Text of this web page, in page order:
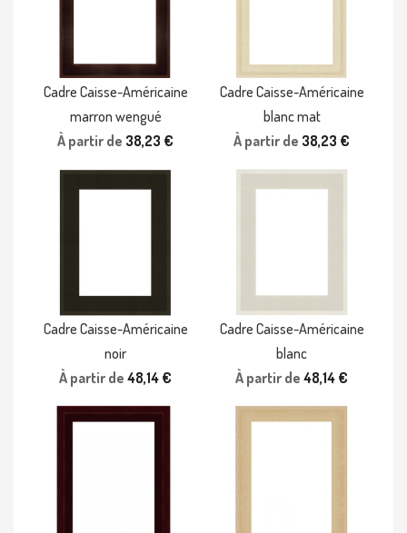
Cadre Caisse-Américaine
marron wengué
À partir de 38,23 €
Cadre Caisse-Américaine
blanc mat
À partir de 38,23 €
Cadre Caisse-Américaine
noir
À partir de 48,14 €
Cadre Caisse-Américaine
blanc
À partir de 48,14 €